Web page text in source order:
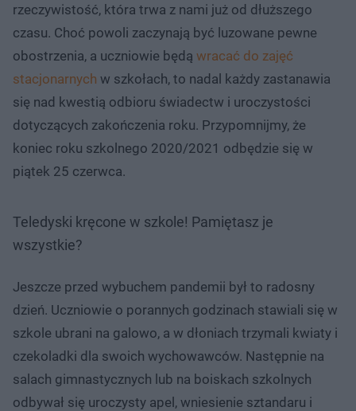
rzeczywistość, która trwa z nami już od dłuższego
czasu. Choć powoli zaczynają być luzowane pewne
obostrzenia, a uczniowie będą wracać do zajęć
stacjonarnych w szkołach, to nadal każdy zastanawia
się nad kwestią odbioru świadectw i uroczystości
dotyczących zakończenia roku. Przypomnijmy, że
koniec roku szkolnego 2020/2021 odbędzie się w
piątek 25 czerwca.
Teledyski kręcone w szkole! Pamiętasz je
wszystkie?
Jeszcze przed wybuchem pandemii był to radosny
dzień. Uczniowie o porannych godzinach stawiali się w
szkole ubrani na galowo, a w dłoniach trzymali kwiaty i
czekoladki dla swoich wychowawców. Następnie na
salach gimnastycznych lub na boiskach szkolnych
odbywał się uroczysty apel, wniesienie sztandaru i